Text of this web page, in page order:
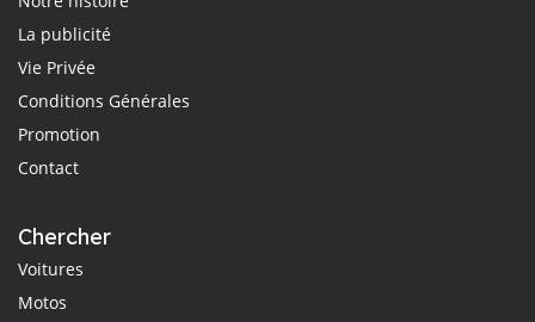
La publicité
Vie Privée
Conditions Générales
Promotion
Contact
Chercher
Voitures
Motos